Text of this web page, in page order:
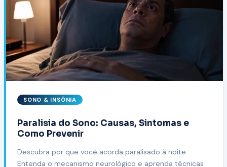
SONO & INSÔNIA
Paralisia do Sono: Causas, Sintomas e
Como Prevenir
Descubra por que você acorda paralisado à noite.
Entenda o mecanismo neurológico e aprenda técnicas